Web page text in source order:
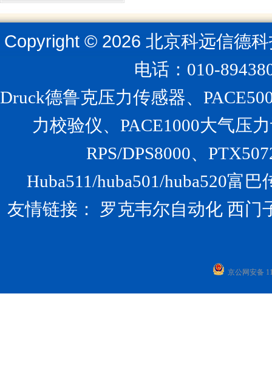
Copyright © 2026北京科远信德
电话：010-
Druck德鲁克压力传感器、
力校验仪、PACE1000大气压
RPS/DPS8000、
Huba511/huba501/huba520富
友情链接： 罗克韦尔自动化 西门
京公网安备